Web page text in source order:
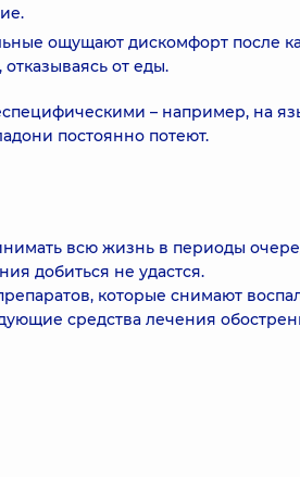
ощущают дискомфорт после
от еды.
– например, на
постоянно потеют.
всю жизнь в периоды
добиться не удастся.
которые снимают
средства лечения